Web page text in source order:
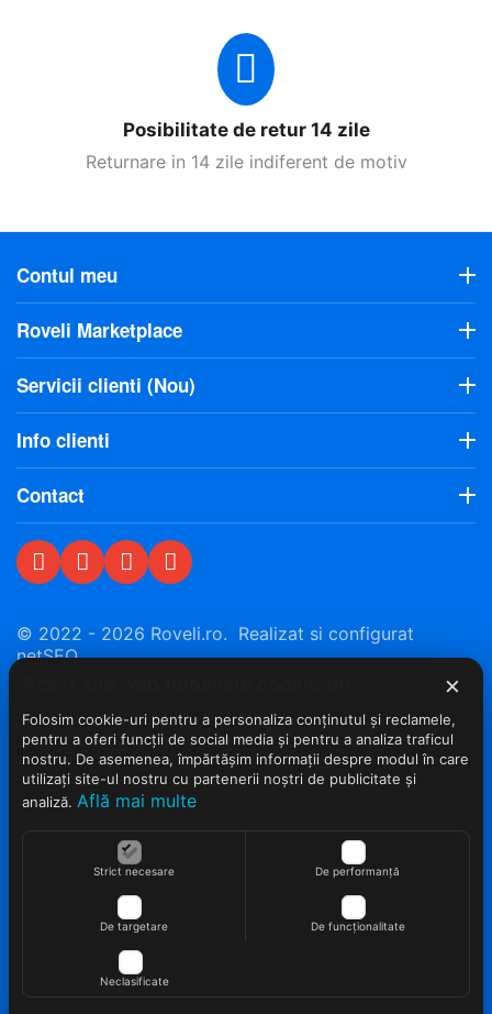
Posibilitate de retur 14 zile
Returnare in 14 zile indiferent de motiv
Contul meu
Roveli Marketplace
Servicii clienti (Nou)
Info clienti
Contact
© 2022 - 2026 Roveli.ro. Realizat si configurat
netSEO
×
Folosim cookie-uri pentru a personaliza conținutul și reclamele,
pentru a oferi funcții de social media și pentru a analiza traficul
nostru. De asemenea, împărtășim informații despre modul în care
utilizați site-ul nostru cu partenerii noștri de publicitate și
analiză. Află mai multe
Strict necesare De performanță
De targetare De funcționalitate
Neclasificate